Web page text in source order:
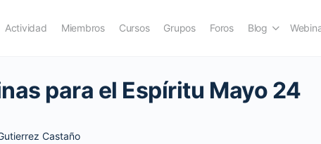
Actividad Miembros Cursos Grupos Foros Blog
para el Espíritu Mayo 24
Castaño